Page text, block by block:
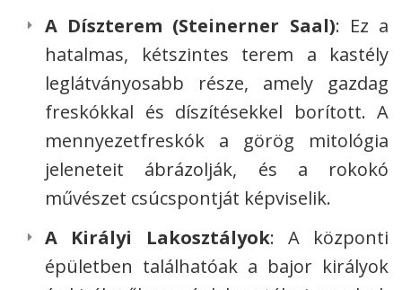
A Díszterem (Steinerner Saal): Ez a
hatalmas, kétszintes terem a kastély
leglátványosabb része, amely gazdag
freskókkal és díszítésekkel borított. A
mennyezetfreskók a görög mitológia
jeleneteit ábrázolják, és a rokokó
művészet csúcspontját képviselik.
A Királyi Lakosztályok: A központi
épületben találhatóak a bajor királyok